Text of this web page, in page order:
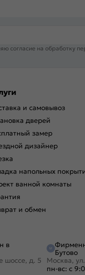
на обработку
и самовывоз
дверей
замер
дизайнер
напольных
ванной комнаты
и обмен
в
шоссе, д. 5
Бутово
Москва,
пн-вс: с